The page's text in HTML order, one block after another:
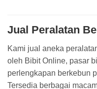
Jual Peralatan
Kami jual aneka
oleh Bibit Online, pasar
perlengkapan berkebun
Tersedia berbagai